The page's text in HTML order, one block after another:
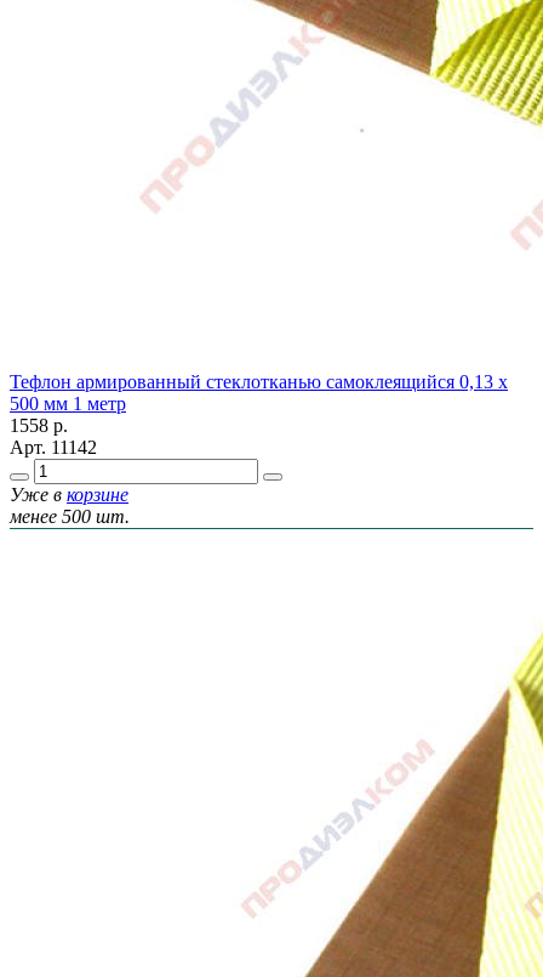
Тефлон армированный стеклотканью самоклеящийся 0,13 х
500 мм 1 метр
1558 р.
Арт. 11142
Уже в корзине
менее 500 шт.